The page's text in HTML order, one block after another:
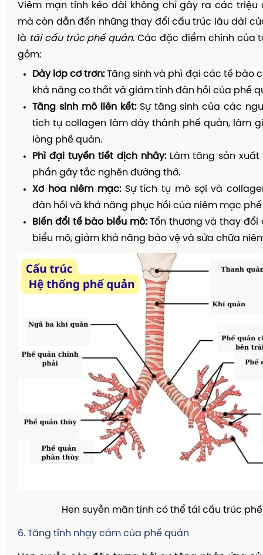
Viêm mạn tính kéo dài không chỉ gây ra các triệu
mà còn dẫn đến những thay đổi cấu trúc lâu dài
là tái cấu trúc phế quản. Các đặc điểm chính của
gồm:
Dày lớp cơ trơn:Tăng sinh và phì đại các tế bào
khả năng co thắt và giảm tính đàn hồi của phế
Tăng sinh mô liên kết:Sự tăng sinh của các
tích tụ collagen làm dày thành phế quản, làm
lòng phế quản.
Phì đại tuyến tiết dịch nhầy:Làm tăng sản xuất
phần gây tắc nghẽn đường thở.
Xơ hóa niêm mạc:Sự tích tụ mô sợi và
đàn hồi và khả năng phục hồi của niêm mạc
Biến đổi tế bào biểu mô:Tổn thương và thay đổi
biểu mô, giảm khả năng bảo vệ và sửa chữa
Hen suyễn mãn tính có thể tái cấu trúc
6. Tăng tính nhạy cảm của phế quản